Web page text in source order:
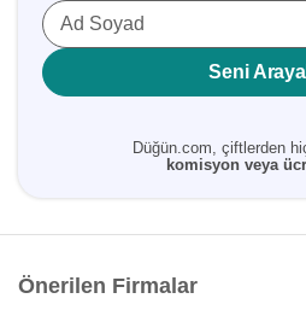
Ad Soyad
Seni
Düğün.com, çiftlerden
komisyon veya
Önerilen Firmalar